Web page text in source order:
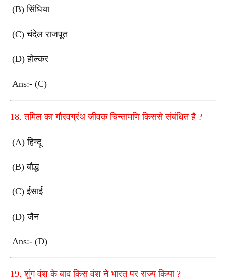
(B)सिंधिया
(C)चंदेल राजपूत
(D)होल्कर
Ans:- (C)
18.तमिल का गौरवग्रंथ जीवक चिन्तामणि किससे संबंधित है ?
(A)हिन्दू
(B)बौद्ध
(C)ईसाई
(D)जैन
Ans:- (D)
19.शुंग वंश के बाद किस वंश ने भारत पर राज्य किया ?